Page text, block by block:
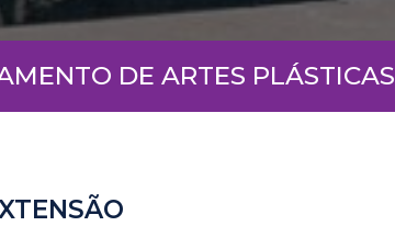
DE ARTES PLÁSTICAS